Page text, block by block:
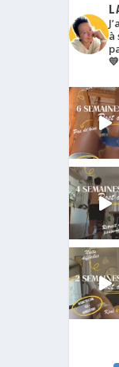
à
💛